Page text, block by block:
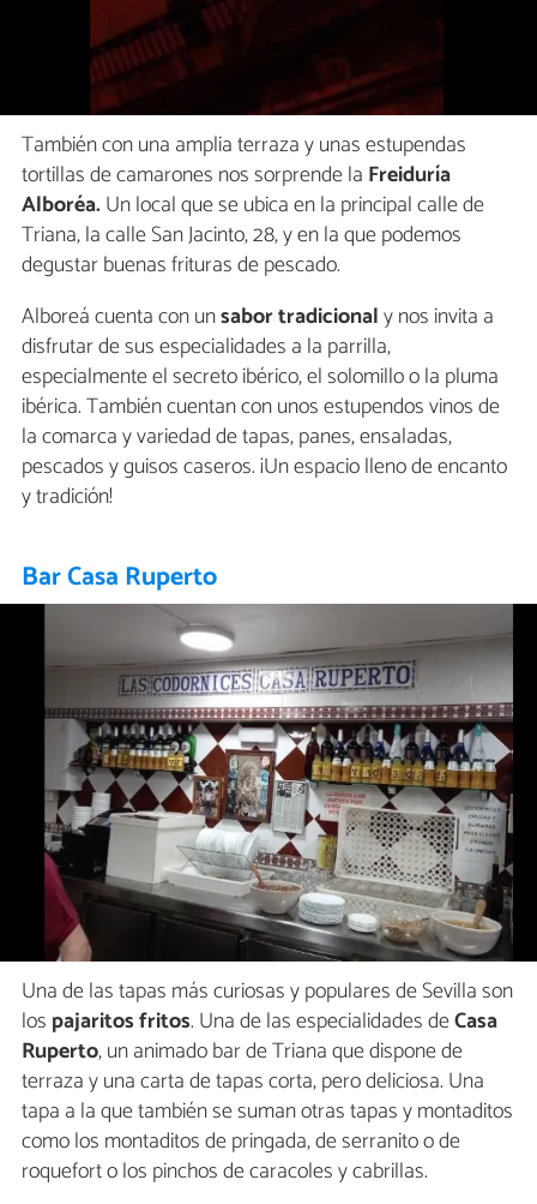
También con una amplia terraza y unas estupendas
tortillas de camarones nos sorprende la Freiduría
Alboréa.Un local que se ubica en la principal calle de
Triana, la calle San Jacinto, 28, y en la que podemos
degustar buenas frituras de pescado.
Alboreá cuenta con unsabor tradicionaly nos invita a
disfrutar de sus especialidades a la parrilla,
especialmente el secreto ibérico, el solomillo o la pluma
ibérica. También cuentan con unos estupendos vinos de
la comarca y variedad de tapas, panes, ensaladas,
pescados y guisos caseros. ¡Un espacio lleno de encanto
y tradición!
Bar Casa Ruperto
Una de las tapas más curiosas y populares de Sevilla son
los pajaritos fritos. Una de las especialidades deCasa
Ruperto, un animado bar de Triana que dispone de
terraza y una carta de tapas corta, pero deliciosa. Una
tapa a la que también se suman otras tapas y montaditos
como los montaditos de pringada, de serranito o de
roquefort o los pinchos de caracoles y cabrillas.